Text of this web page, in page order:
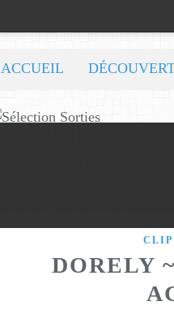
ACCUEIL
DORELY